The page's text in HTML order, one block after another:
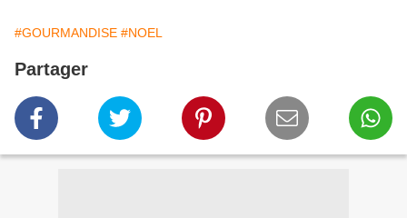
#GOURMANDISE #NOEL
Partager